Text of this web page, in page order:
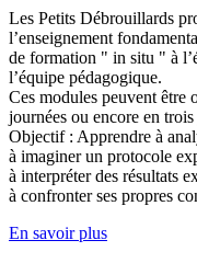
Les Petits Débrouillards
l’enseignement
de formation " in situ " à
l’équipe pédagogique.
Ces modules peuvent être
journées ou encore en
Objectif : Apprendre à
à imaginer un protocole
à interpréter des résultats
à confronter ses propres
En savoir plus